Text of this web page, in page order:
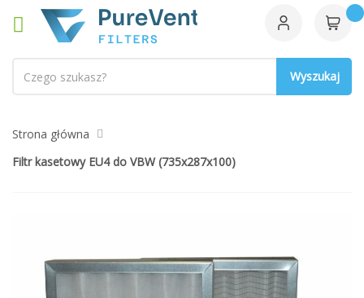
Strona główna
Filtr kasetowy EU4 do VBW (735x287x100)